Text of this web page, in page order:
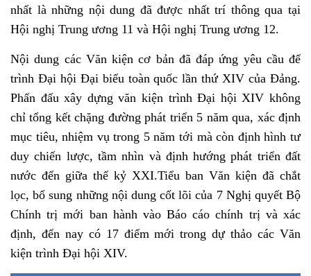
nhất là những nội dung đã được nhất trí thông qua tại
Hội nghị Trung ương 11 và Hội nghị Trung ương 12.
Nội dung các Văn kiện cơ bản đã đáp ứng yêu cầu để
trình Đại hội Đại biểu toàn quốc lần thứ XIV của Đảng.
Phấn đấu xây dựng văn kiện trình Đại hội XIV không
chỉ tổng kết chặng đường phát triển 5 năm qua, xác định
mục tiêu, nhiệm vụ trong 5 năm tới mà còn định hình tư
duy chiến lược, tầm nhìn và định hướng phát triển đất
nước đến giữa thế kỷ XXI.Tiểu ban Văn kiện đã chắt
lọc, bổ sung những nội dung cốt lõi của 7 Nghị quyết Bộ
Chính trị mới ban hành vào Báo cáo chính trị và xác
định, đến nay có 17 điểm mới trong dự thảo các Văn
kiện trình Đại hội XIV.